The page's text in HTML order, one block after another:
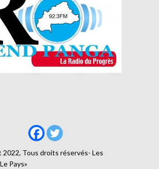
2022, Tous droits réservés- Les
Pays»